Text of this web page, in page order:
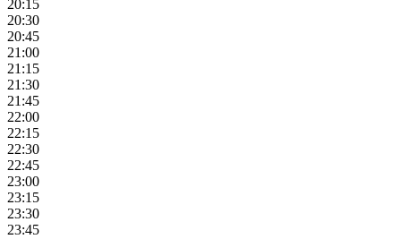
20:15
20:30
20:45
21:00
21:15
21:30
21:45
22:00
22:15
22:30
22:45
23:00
23:15
23:30
23:45